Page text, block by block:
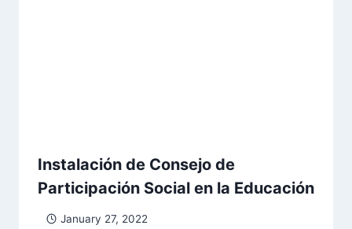
Instalación de Consejo de
Participación Social en la Educación
January 27, 2022